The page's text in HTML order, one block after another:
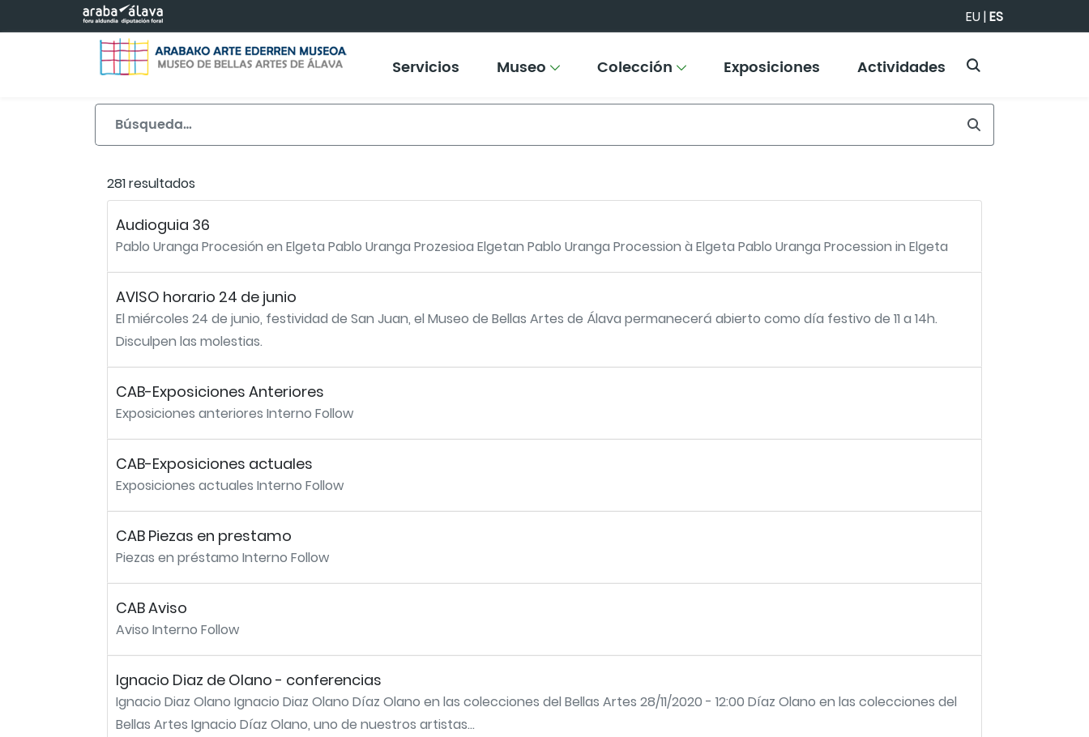
Saltar al contenido principal EU|ES
Servicios Museo Colección Exposiciones Actividades
281 resultados
Audioguia 36
Pablo Uranga Procesión en Elgeta Pablo Uranga Prozesioa Elgetan Pablo Uranga Procession à Elgeta Pablo Uranga Procession in Elgeta
AVISO horario 24 de junio
El miércoles 24 de junio, festividad de San Juan, el Museo de Bellas Artes de Álava permanecerá abierto como día festivo de 11 a 14h.
Disculpen las molestias.
CAB-Exposiciones Anteriores
Exposiciones anteriores Interno Follow
CAB-Exposiciones actuales
Exposiciones actuales Interno Follow
CAB Piezas en prestamo
Piezas en préstamo Interno Follow
CAB Aviso
Aviso Interno Follow
Ignacio Diaz de Olano - conferencias
Ignacio Diaz Olano Ignacio Diaz Olano Díaz Olano en las colecciones del Bellas Artes 28/11/2020 - 12:00 Díaz Olano en las colecciones del
Bellas Artes Ignacio Díaz Olano, uno de nuestros artistas...